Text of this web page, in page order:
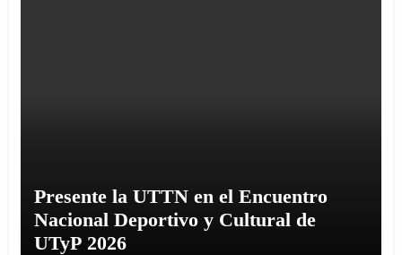
Presente la UTTN en el Encuentro
Nacional Deportivo y Cultural de
UTyP 2026